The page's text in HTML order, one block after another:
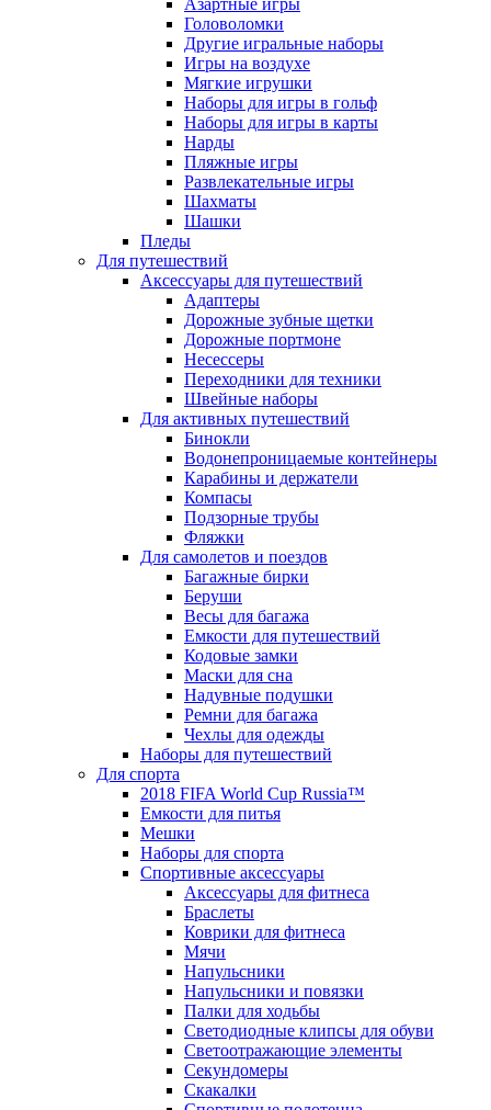
Головоломки
Другие игральные наборы
Игры на воздухе
Мягкие игрушки
Наборы для игры в гольф
Наборы для игры в карты
Нарды
Пляжные игры
Развлекательные игры
Шахматы
Шашки
Пледы
Для путешествий
Аксессуары для путешествий
Адаптеры
Дорожные зубные щетки
Дорожные портмоне
Несессеры
Переходники для техники
Швейные наборы
Для активных путешествий
Бинокли
Водонепроницаемые контейнеры
Карабины и держатели
Компасы
Подзорные трубы
Фляжки
Для самолетов и поездов
Багажные бирки
Беруши
Весы для багажа
Емкости для путешествий
Кодовые замки
Маски для сна
Надувные подушки
Ремни для багажа
Чехлы для одежды
Наборы для путешествий
Для спорта
2018 FIFA World Cup Russia™
Емкости для питья
Мешки
Наборы для спорта
Спортивные аксессуары
Аксессуары для фитнеса
Браслеты
Коврики для фитнеса
Мячи
Напульсники
Напульсники и повязки
Палки для ходьбы
Светодиодные клипсы для обуви
Светоотражающие элементы
Секундомеры
Скакалки